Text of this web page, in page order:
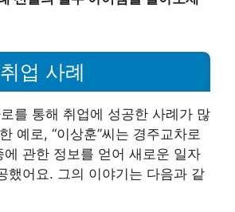
업 사례
를 통해 취업에 성공한 사례가 많
예로, “이상훈”씨는 경주교차로
에 관한 정보를 얻어 새로운 일자
했어요. 그의 이야기는 다음과 같